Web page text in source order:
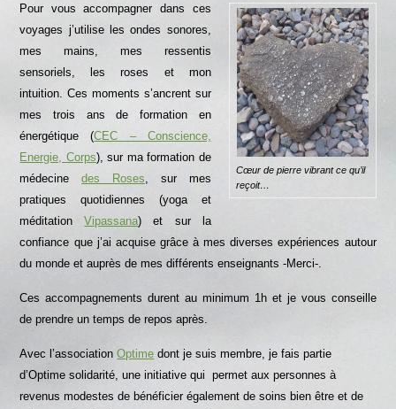
Cœur de pierre vibrant ce qu’il
reçoit…
Pour vous accompagner dans ces
voyages j’utilise les ondes sonores,
mes mains, mes ressentis
sensoriels, les roses et mon
intuition. Ces moments s’ancrent sur
mes trois ans de formation en
énergétique (CEC – Conscience,
Energie, Corps), sur ma formation de
médecinedes Roses , sur mes
pratiques quotidiennes (yoga et
méditationVipassana) et sur la
confiance que j’ai acquise grâce à mes diverses expériences autour
du monde et auprès de mes différents enseignants -Merci-.
Ces accompagnements durent au minimum 1h et je vous conseille
de prendre un temps de repos après.
Avec l’associationOptime dont je suis membre, je fais partie
d’Optime solidarité, une initiative qui permet aux personnes à
revenus modestes de bénéficier également de soins bien être et de